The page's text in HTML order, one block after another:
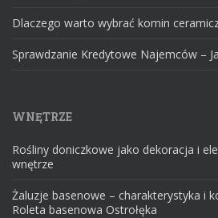
Dlaczego warto wybrać komin
Sprawdzanie Kredytowe Najemców –
WNĘTRZE
Rośliny doniczkowe jako dekoracja i
wnętrze
Żaluzje basenowe – charakterystyka i
Roleta basenowa Ostrołęka